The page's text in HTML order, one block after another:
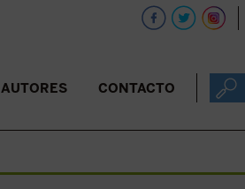
AUTORES CONTACTO